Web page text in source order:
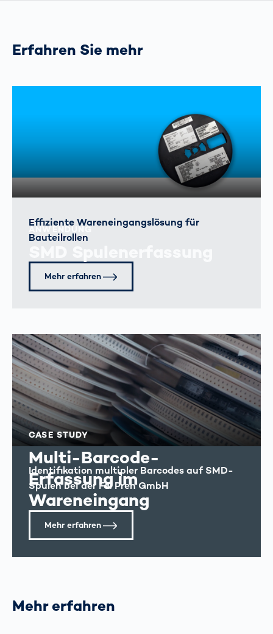
Erfahren Sie mehr
ANWENDUNG
Effiziente Wareneingangslösung für
Bauteilrollen
Mehr erfahren
CASE STUDY
Multi-Barcode-
Erfassung im
Wareneingang
Identifikation multipler Barcodes auf SMD-
Spulen bei der Fa. Preh GmbH
Mehr erfahren
Mehr erfahren